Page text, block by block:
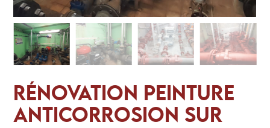
RÉNOVATION PEINTURE
ANTICORROSION SUR